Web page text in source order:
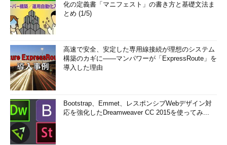
化の定義書「マニフェスト」の書き方と基礎文法ま
とめ (1/5)
高速で安全、安定した専用線接続が理想のシステム
構築のカギに――マンパワーが「ExpressRoute」を
導入した理由
Bootstrap、Emmet、レスポンシブWebデザイン対
応を強化したDreamweaver CC 2015を使ってみ...